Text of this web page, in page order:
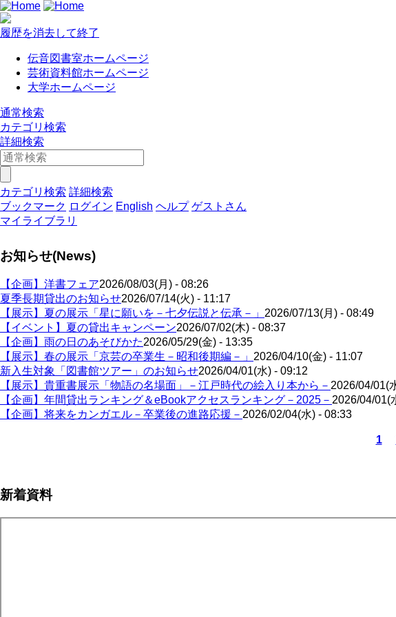
履歴を消去して終了
伝音図書室ホームページ
芸術資料館ホームページ
大学ホームページ
通常検索
カテゴリ検索
詳細検索
カテゴリ検索 詳細検索
ブックマーク ログイン English ヘルプ ゲストさん
マイライブラリ
お知らせ(News)
【企画】洋書フェア2026/08/03(月) - 08:26
夏季長期貸出のお知らせ2026/07/14(火) - 11:17
【展示】夏の展示「星に願いを－七夕伝説と伝承－」 2026/07/13(月) - 08:49
【イベント】夏の貸出キャンペーン2026/07/02(木) - 08:37
【企画】雨の日のあそびかた2026/05/29(金) - 13:35
【展示】春の展示「京芸の卒業生－昭和後期編－」 2026/04/10(金) - 11:07
新入生対象「図書館ツアー」のお知らせ2026/04/01(水) - 09:12
【展示】貴重書展示「物語の名場面」－江戸時代の絵入り本から－ 2026/04/01(
【企画】年間貸出ランキング＆eBookアクセスランキング－2025－ 2026/04/01(
【企画】将来をカンガエル－卒業後の進路応援－ 2026/02/04(水) - 08:33
送
カ
1
新着資料